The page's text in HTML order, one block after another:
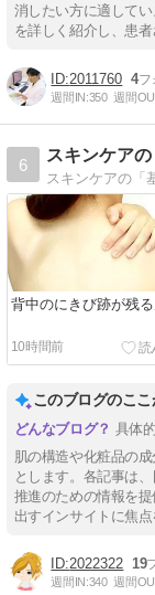
消したい方に適して
を詳しく紹介し、患
2011760 4
週間IN:350 週間
6
スキンケアの
背中のにきび跡が残る
10時間前
このブログのこ
具体
肌の構造や化粧品の
とします。各記事は
推進のための情報を
出すインサイトに焦点
2022322 19
週間IN:340 週間